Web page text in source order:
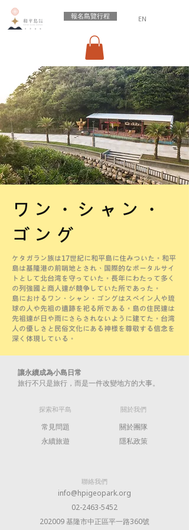
報名島覽行程 EN
ワン・シャン・
ゴング
ケタガラン族は17世紀に和平島に住みついた。和平
島は基隆港の前哨地とされ、国際的なポータルサイ
トとして北台湾を守っていた。長年にわたって多く
の列強國と商人達が競争していた所であった。
島におけるワン・シャン・ゴングはスペイン人や琉
球の人や先祖の遺跡を祀る所である。島の住民達は
先祖達が日や雨にさらされないように建てた。台湾
人の優しさと民俗文化にある神様を尊敬する信念を
深く体現している。
讓永續成為小島日常
旅行不只是旅行，而是一件改變地方的大事。​
​探索和平島
常見問題
​永續旅遊
​關於我們
關於團隊
​隱私政策
​聯絡我們
info@hpigeopark.org
02-2463-5452
202009 基隆市中正區平一路360號